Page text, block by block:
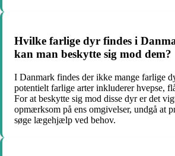
Hvilke farlige dyr findes i
kan man beskytte sig mod dem?
I Danmark findes der ikke mange farlige
potentielt farlige arter inkluderer hvepse,
For at beskytte sig mod disse dyr er det
opmærksom på ens omgivelser, undgå at
søge lægehjælp ved behov.